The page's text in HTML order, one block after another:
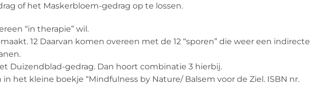
of het Maskerbloem-gedrag op te lossen.
“in therapie” wil.
12 Daarvan komen overeen met de 12 “sporen” die weer een indirecte
Duizendblad-gedrag. Dan hoort combinatie 3 hierbij.
het kleine boekje “Mindfulness by Nature/ Balsem voor de Ziel. ISBN nr.